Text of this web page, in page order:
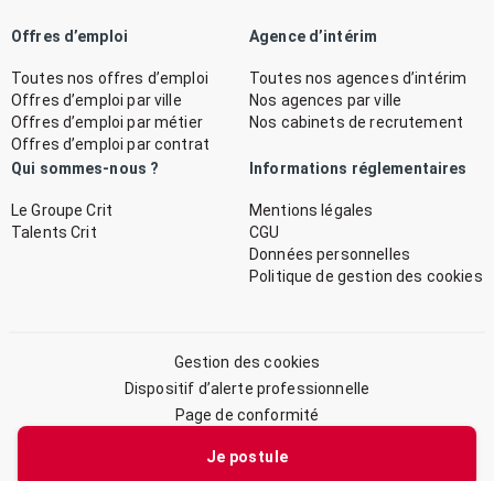
Je postule
Offres d’emploi
Toutes nos offres d’emploi
Offres d’emploi par ville
Offres d’emploi par métier
Offres d’emploi par contrat
Agence d’intérim
Toutes nos agences d’intérim
Nos agences par ville
Nos cabinets de recrutement
Qui sommes-nous ?
Le Groupe Crit
Talents Crit
Informations réglementaires
Mentions légales
CGU
Données personnelles
Politique de gestion des cookies
Gestion des cookies
Dispositif d’alerte professionnelle
Page de conformité
© 2026 CRIT